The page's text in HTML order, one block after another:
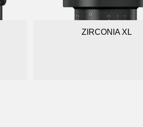
ZIRCONIA XL